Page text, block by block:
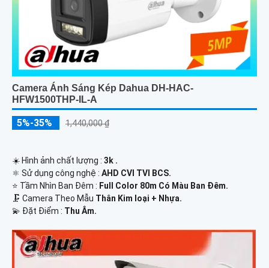
Camera Ánh Sáng Kép Dahua DH-HAC-
HFW1500THP-IL-A
5%-35% 1,440,000 ₫
☀️ Hình ảnh chất lượng : 3k .
⚛️ Sử dụng công nghệ : AHD CVI TVI BCS.
⭐ Tầm Nhìn Ban Đêm : Full Color 80m Có Màu Ban Ðêm.
🗜️ Camera Theo Mẫu Thân Kim loại + Nhựa.
️💫 Đặt Điểm : Thu Âm.